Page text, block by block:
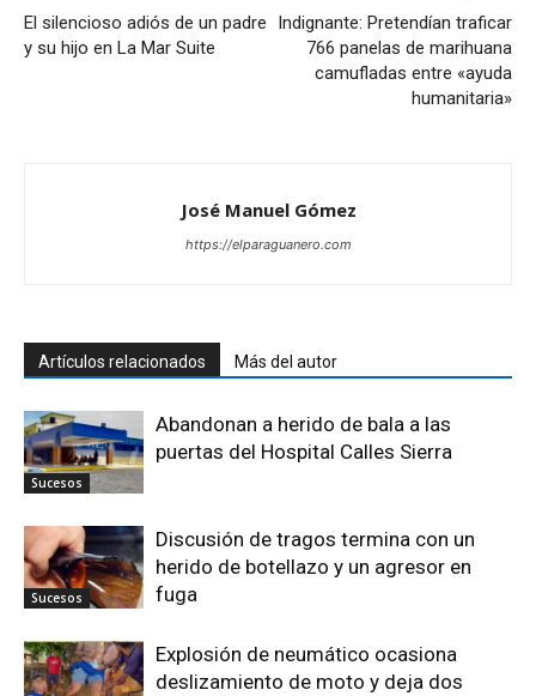
El silencioso adiós de un padre
y su hijo en La Mar Suite
Indignante: Pretendían traficar
766 panelas de marihuana
camufladas entre «ayuda
humanitaria»
José Manuel Gómez
https://elparaguanero.com
Artículos relacionados Más del autor
Sucesos
Abandonan a herido de bala a las
puertas del Hospital Calles Sierra
Sucesos
Discusión de tragos termina con un
herido de botellazo y un agresor en
fuga
Explosión de neumático ocasiona
deslizamiento de moto y deja dos